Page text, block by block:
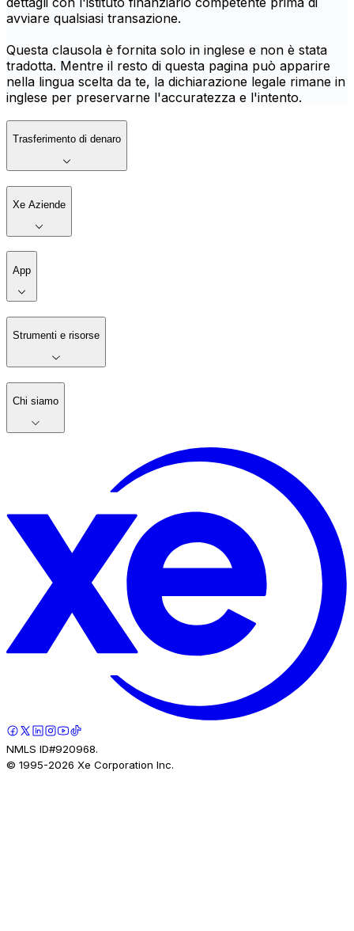
avviare qualsiasi transazione.
Questa clausola è fornita solo in inglese e non è stata
tradotta. Mentre il resto di questa pagina può apparire
nella lingua scelta da te, la dichiarazione legale rimane in
inglese per preservarne l'accuratezza e l'intento.
Trasferimento di denaro
Xe Aziende
App
Strumenti e risorse
Chi siamo
NMLS ID#920968.
© 1995-2026 Xe Corporation Inc.